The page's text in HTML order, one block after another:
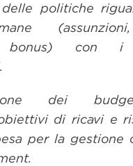
politiche
bonus) con i
dei
di ricavi e
per la gestione